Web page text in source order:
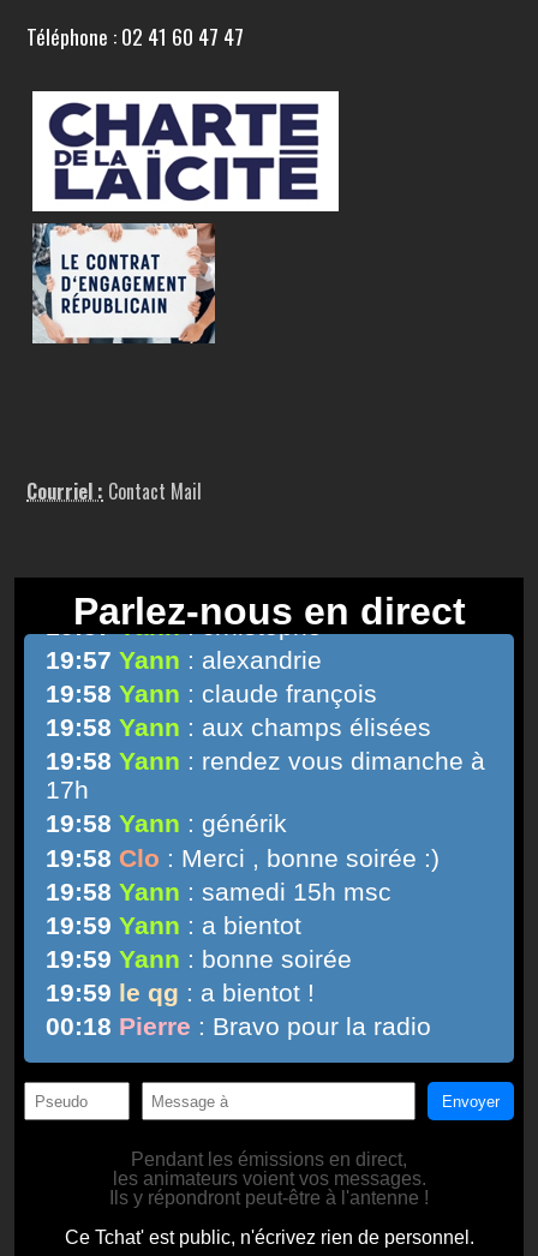
Téléphone : 02 41 60 47 47
Courriel : Contact Mail